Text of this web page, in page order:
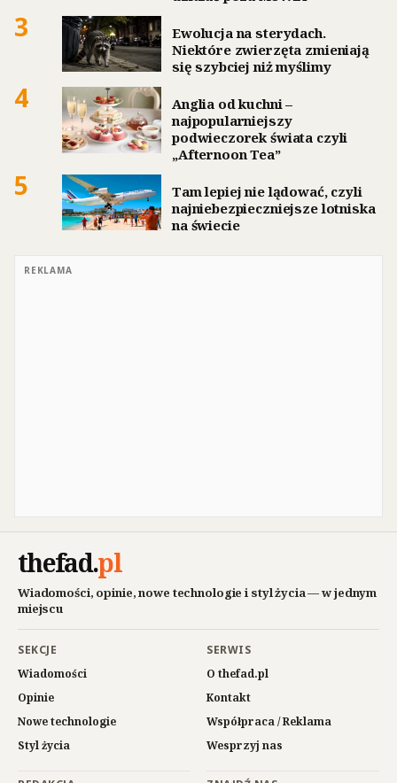
3
Ewolucja na sterydach.
Niektóre zwierzęta zmieniają
się szybciej niż myślimy
4
Anglia od kuchni –
najpopularniejszy
podwieczorek świata czyli
„Afternoon Tea”
5
Tam lepiej nie lądować, czyli
najniebezpieczniejsze lotniska
na świecie
REKLAMA
thefad.pl
Wiadomości, opinie, nowe technologie i styl życia — w jednym
miejscu
SEKCJE
Wiadomości
Opinie
Nowe technologie
Styl życia
SERWIS
O thefad.pl
Kontakt
Współpraca / Reklama
Wesprzyj nas